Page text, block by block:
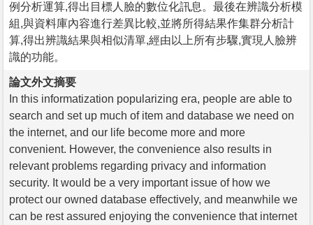
例分析運算,得出目標人臉的數位化訊息。最後在辨識分析模
組,與資料庫內容進行差異比較,並將所得結果作集群分析計
算,得出辨識結果與相似清單,經由以上所有步驟,實現人臉辨
識的功能。
論文外文摘要
In this informatization popularizing era, people are able to
search and set up much of item and database we need on
the internet, and our life become more and more
convenient. However, the convenience also results in
relevant problems regarding privacy and information
security. It would be a very important issue of how we
protect our owned database effectively, and meanwhile we
can be rest assured enjoying the convenience that internet